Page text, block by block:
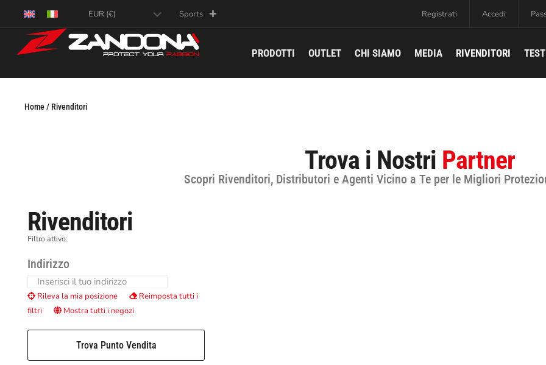
Sports Registrati Accedi
PRODOTTI OUTLET CHI SIAMO MEDIA RIVENDITORI
Home / Rivenditori
Trova i Nostri Partner
Scopri Rivenditori, Distributori e Agenti Vicino a Te per le Migliori
Rivenditori
Filtro attivo:
Indirizzo
Rileva la mia posizione
Reimposta tutti i
filtri
Mostra tutti i negozi
Trova Punto Vendita